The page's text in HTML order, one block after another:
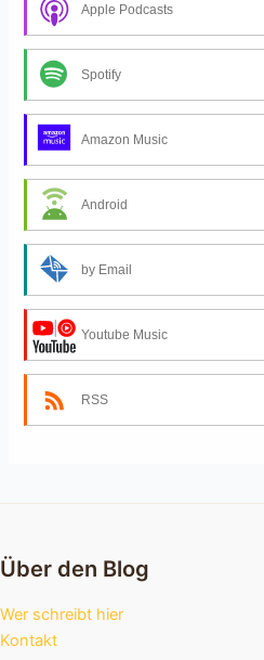
Apple Podcasts
Spotify
Amazon Music
Android
by Email
Youtube Music
RSS
Über den Blog
Wer schreibt hier
Kontakt